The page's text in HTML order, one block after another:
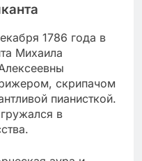
1786 года в
Михаила
скрипачом
пианисткой.
в